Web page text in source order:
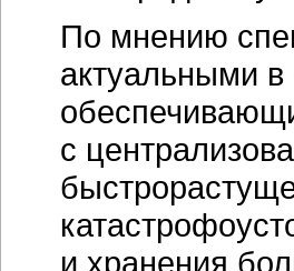
По мнению
актуальными
с
и хранения